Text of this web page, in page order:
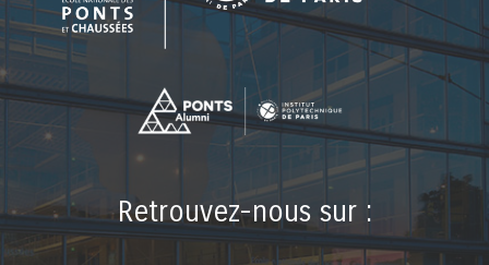
Retrouvez-nous sur :